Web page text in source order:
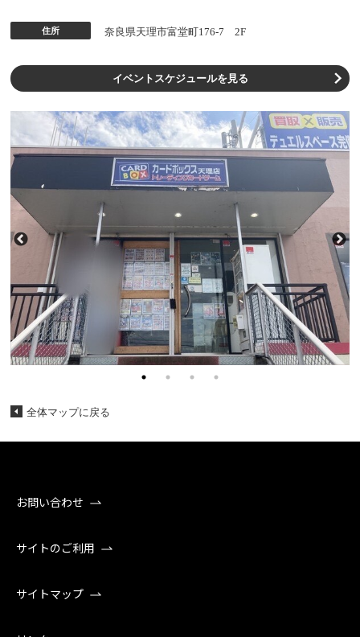
住所 奈良県天理市富堂町176-7 2F
イベントスケジュールを見る
全体マップに戻る
お問い合わせ
サイトのご利用
サイトマップ